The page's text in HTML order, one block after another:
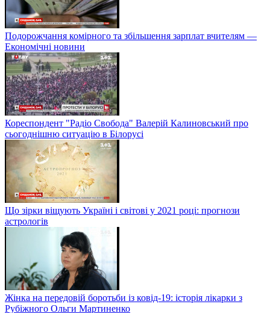
Подорожчання комірного та збільшення зарплат вчителям —
Економічні новини
Кореспондент "Радіо Свобода" Валерій Калиновський про
сьогоднішню ситуацію в Білорусі
Що зірки віщують Україні і світові у 2021 році: прогнози
астрологів
Жінка на передовій боротьби із ковід-19: історія лікарки з
Рубіжного Ольги Мартиненко